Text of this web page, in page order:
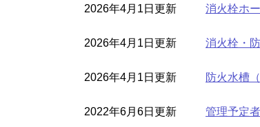
2026年4月1日更新 消火栓ホ
2026年4月1日更新 消火栓・
2026年4月1日更新 防火水槽
2022年6月6日更新 管理予定